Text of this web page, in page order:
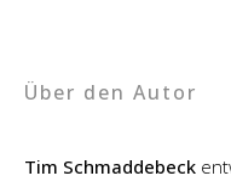
Über den Autor
Tim Schmaddebeck